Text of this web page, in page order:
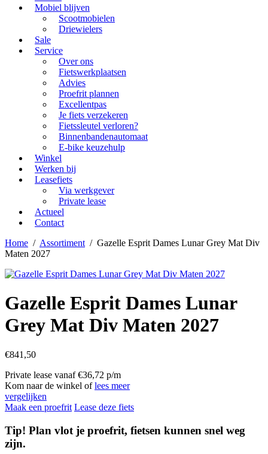
Mobiel blijven
Scootmobielen
Driewielers
Sale
Service
Over ons
Fietswerkplaatsen
Advies
Proefrit plannen
Excellentpas
Je fiets verzekeren
Fietssleutel verloren?
Binnenbandenautomaat
E-bike keuzehulp
Winkel
Werken bij
Leasefiets
Via werkgever
Private lease
Actueel
Contact
Home / Assortiment / Gazelle Esprit Dames Lunar Grey Mat Div
Maten 2027
Gazelle Esprit Dames Lunar
Grey Mat Div Maten 2027
€841,50
Private lease vanaf €36,72 p/m
Kom naar de winkel oflees meer
vergelijken
Maak een proefrit Lease deze fiets
Tip! Plan vlot je proefrit, fietsen kunnen snel weg
zijn.